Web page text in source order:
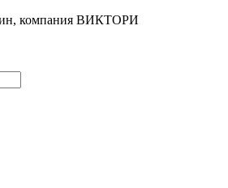
компания ВИКТОРИ